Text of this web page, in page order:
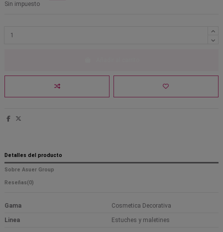
Sin impuesto
Detalles del producto
Sobre Asuer Group
Reseñas(0)
Gama Cosmetica Decorativa
Linea Estuches y maletines